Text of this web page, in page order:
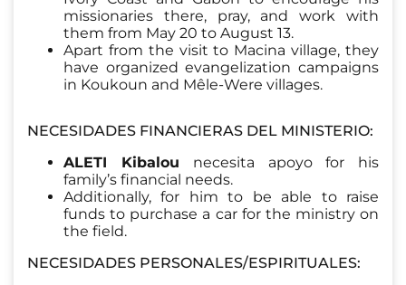
missionaries there, pray, and work with
them from May 20 to August 13.
Apart from the visit to Macina village, they
have organized evangelization campaigns
in Koukoun and Mêle-Were villages.
NECESIDADES FINANCIERAS DEL MINISTERIO:
ALETI Kibalou necesita apoyofor his
family’s financial needs.
Additionally, for him to be able to raise
funds to purchase a car for the ministry on
the field.
NECESIDADES PERSONALES/ESPIRITUALES: